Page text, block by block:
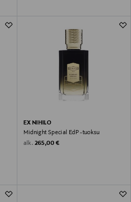
EX NIHILO
Midnight Special EdP -tuoksu
alk. Original Price
265,00 €